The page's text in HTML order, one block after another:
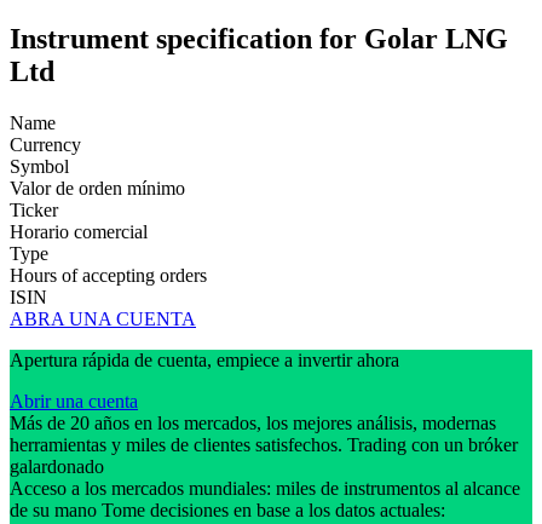
Instrument specification for Golar LNG
Ltd
Name
Currency
Symbol
Valor de orden mínimo
Ticker
Horario comercial
Type
Hours of accepting orders
ISIN
ABRA UNA CUENTA
Apertura rápida de cuenta, empiece a invertir ahora
Abrir una cuenta
Más de 20 años en los mercados, los mejores análisis, modernas
herramientas y miles de clientes satisfechos. Trading con un bróker
galardonado
Acceso a los mercados mundiales: miles de instrumentos al alcance
de su mano Tome decisiones en base a los datos actuales: